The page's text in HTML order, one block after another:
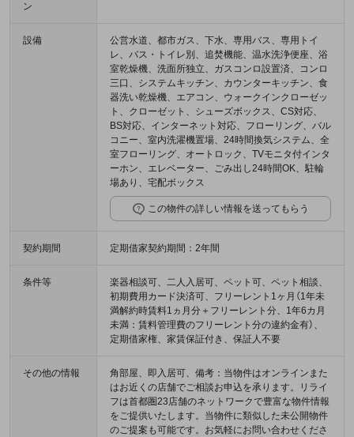
ン
設備
公営水道、都市ガス、下水、専用バス、専用トイ
レ、バス・トイレ別、追焚機能、温水洗浄便座、浴
室乾燥機、洗面所独立、ガスコンロ設置済、コンロ
三口、システムキッチン、カウンターキッチン、食
器洗い乾燥機、エアコン、ウォークインクローゼッ
ト、クローゼット、シューズボックス、CS対応、
BS対応、インターネット対応、フローリング、バル
コニー、室内洗濯機置場、24時間換気システム、全
室フローリング、オートロック、TVモニタ付インタ
ーホン、エレベーター、ごみ出し24時間OK、駐輪
場あり、宅配ボックス
この物件の詳しい情報を送ってもらう
契約期間 定期借家契約期間：2年間
条件等
楽器相談可、二人入居可、ペット可、ペット相談、
初期費用カード決済可、フリーレント1ヶ月（1年未
満解約時賃料1ヵ月分＋フリーレント分、1年6カ月
未満：賃料管理費のフリーレント分の違約金有）、
定期借家権、家賃保証付き、保証人不要
その他の情報
角部屋、即入居可、備考：当物件はオンラインまた
はお近くの店舗でご相談お申込を承ります。リライ
フは首都圏23店舗のネットワークで豊富な物件情報
をご提供いたします。当物件に類似した未公開物件
のご提案も可能です。お気軽にお問い合わせくださ